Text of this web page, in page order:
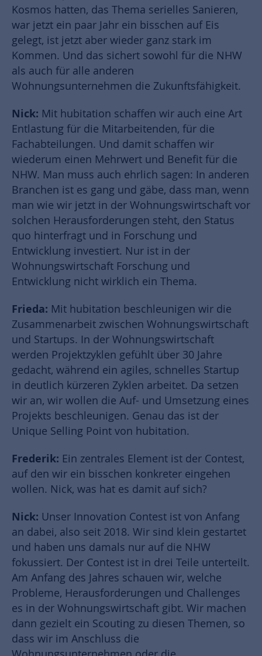
Kosmos hatten, das Thema serielles Sanieren,
war jetzt ein paar Jahr ein bisschen auf Eis
gelegt, ist jetzt aber wieder ganz stark im
Kommen. Und das sichert sowohl für die NHW
als auch für alle anderen
Wohnungsunternehmen die Zukunftsfähigkeit.
Nick: Mit hubitation schaffen wir auch eine Art
Entlastung für die Mitarbeitenden, für die
Fachabteilungen. Und damit schaffen wir
wiederum einen Mehrwert und Benefit für die
NHW. Man muss auch ehrlich sagen: In anderen
Branchen ist es gang und gäbe, dass man, wenn
man wie wir jetzt in der Wohnungswirtschaft vor
solchen Herausforderungen steht, den Status
quo hinterfragt und in Forschung und
Entwicklung investiert. Nur ist in der
Wohnungswirtschaft Forschung und
Entwicklung nicht wirklich ein Thema.
Frieda: Mit hubitation beschleunigen wir die
Zusammenarbeit zwischen Wohnungswirtschaft
und Startups. In der Wohnungswirtschaft
werden Projektzyklen gefühlt über 30 Jahre
gedacht, während ein agiles, schnelles Startup
in deutlich kürzeren Zyklen arbeitet. Da setzen
wir an, wir wollen die Auf- und Umsetzung eines
Projekts beschleunigen. Genau das ist der
Unique Selling Point von hubitation.
Frederik: Ein zentrales Element ist der Contest,
auf den wir ein bisschen konkreter eingehen
wollen. Nick, was hat es damit auf sich?
Nick: Unser Innovation Contest ist von Anfang
an dabei, also seit 2018. Wir sind klein gestartet
und haben uns damals nur auf die NHW
fokussiert. Der Contest ist in drei Teile unterteilt.
Am Anfang des Jahres schauen wir, welche
Probleme, Herausforderungen und Challenges
es in der Wohnungswirtschaft gibt. Wir machen
dann gezielt ein Scouting zu diesen Themen, so
dass wir im Anschluss die